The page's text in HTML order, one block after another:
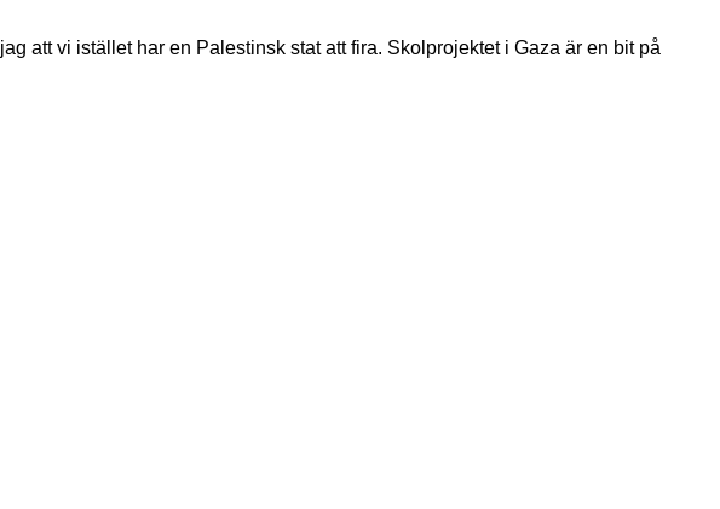
att vi istället har en Palestinsk stat att fira. Skolprojektet i Gaza är en bit på